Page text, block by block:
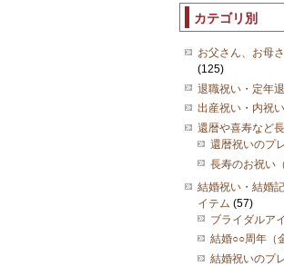
カテゴリ別
お父さん、お母
(125)
退職祝い・定年
出産祝い・内祝
還暦や喜寿など
還暦祝いのプ
長寿のお祝い
結婚祝い・結婚
イテム (57)
ブライダルア
結婚○○周年（
結婚祝いのプ